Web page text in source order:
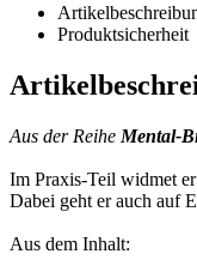
Produktsicherheit
Aus der Reihe Mental-
Im Praxis-Teil widmet
Dabei geht er auch auf
Aus dem Inhalt: